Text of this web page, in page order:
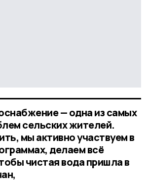
— одна из самых
сельских жителей.
мы активно участвуем в
делаем всё
чистая вода пришла в